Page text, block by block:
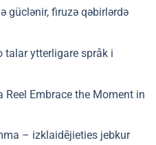
güclənir, firuzə qəbirlərdə
talar ytterligare språk i
Reel Embrace the Moment in
– izklaidējieties jebkur